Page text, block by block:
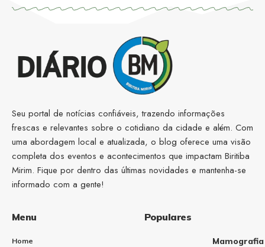
Seu portal de notícias confiáveis, trazendo informações
frescas e relevantes sobre o cotidiano da cidade e além. Com
uma abordagem local e atualizada, o blog oferece uma visão
completa dos eventos e acontecimentos que impactam Biritiba
Mirim. Fique por dentro das últimas novidades e mantenha-se
informado com a gente!
Menu
Home
Populares
Mamografia